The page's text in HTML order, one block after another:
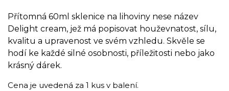
Přítomná 60ml sklenice na lihoviny nese název
Delight cream, jež má popisovat houževnatost, sílu,
kvalitu a upravenost ve svém vzhledu. Skvěle se
hodí ke každé silné osobnosti, příležitosti nebo jako
krásný dárek.
Cena je uvedená za 1 kus v balení.